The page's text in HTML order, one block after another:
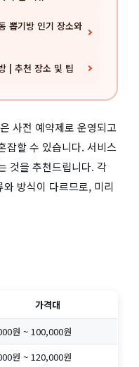
뽑기방 인기 장소와
| 추천 장소 및 팁
사전 예약제로 운영되고
잡할 수 있습니다. 서비스
것을 추천드립니다. 각
방식이 다르므로, 미리
가격대
원 ~ 100,000원
원 ~ 120,000원